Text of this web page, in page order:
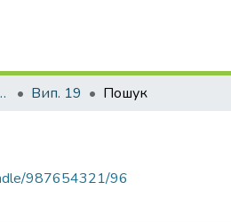
Вип. 19 Пошук
987654321/96